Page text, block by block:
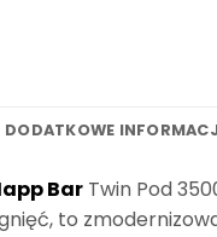
DODATKOWE
Bar Twin Pod
to